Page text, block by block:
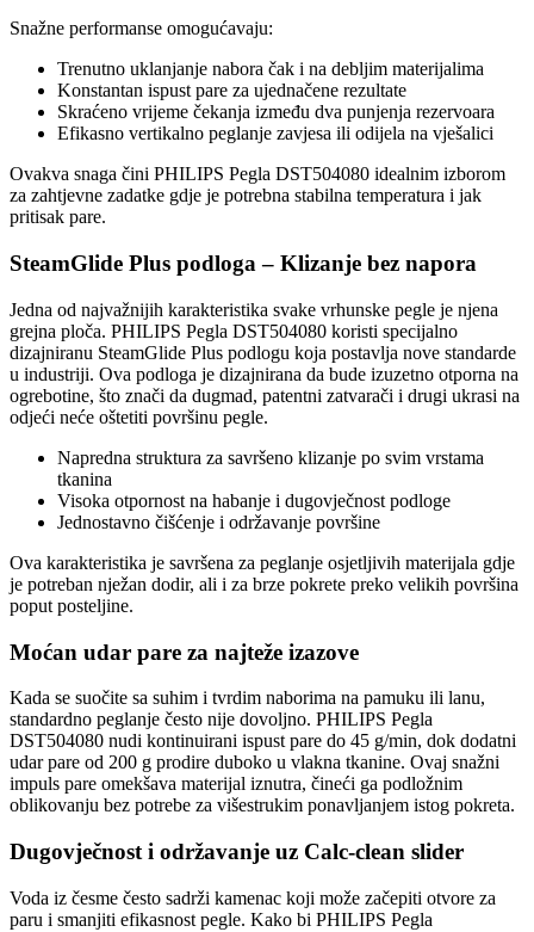
Snažne performanse omogućavaju:
Trenutno uklanjanje nabora čak i na debljim materijalima
Konstantan ispust pare za ujednačene rezultate
Skraćeno vrijeme čekanja između dva punjenja rezervoara
Efikasno vertikalno peglanje zavjesa ili odijela na vješalici
Ovakva snaga čini PHILIPS Pegla DST504080 idealnim izborom
za zahtjevne zadatke gdje je potrebna stabilna temperatura i jak
pritisak pare.
SteamGlide Plus podloga – Klizanje bez napora
Jedna od najvažnijih karakteristika svake vrhunske pegle je njena
grejna ploča. PHILIPS Pegla DST504080 koristi specijalno
dizajniranu SteamGlide Plus podlogu koja postavlja nove standarde
u industriji. Ova podloga je dizajnirana da bude izuzetno otporna na
ogrebotine, što znači da dugmad, patentni zatvarači i drugi ukrasi na
odjeći neće oštetiti površinu pegle.
Napredna struktura za savršeno klizanje po svim vrstama
tkanina
Visoka otpornost na habanje i dugovječnost podloge
Jednostavno čišćenje i održavanje površine
Ova karakteristika je savršena za peglanje osjetljivih materijala gdje
je potreban nježan dodir, ali i za brze pokrete preko velikih površina
poput posteljine.
Moćan udar pare za najteže izazove
Kada se suočite sa suhim i tvrdim naborima na pamuku ili lanu,
standardno peglanje često nije dovoljno. PHILIPS Pegla
DST504080 nudi kontinuirani ispust pare do 45 g/min, dok dodatni
udar pare od 200 g prodire duboko u vlakna tkanine. Ovaj snažni
impuls pare omekšava materijal iznutra, čineći ga podložnim
oblikovanju bez potrebe za višestrukim ponavljanjem istog pokreta.
Dugovječnost i održavanje uz Calc-clean slider
Voda iz česme često sadrži kamenac koji može začepiti otvore za
paru i smanjiti efikasnost pegle. Kako bi PHILIPS Pegla